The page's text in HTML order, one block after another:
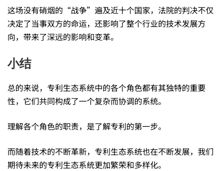
这场没有硝烟的“战争”遍及近十个国家，法院的判决不仅
决定了当事双方的命运，还影响了整个行业的技术发展方
向，带来了深远的影响和变革。
小结
总的来说，专利生态系统中的各个角色都有其独特的重要
性，它们共同构成了一个复杂而协调的系统。
理解各个角色的职责，是了解专利的第一步。
而随着技术的不断革新，专利生态系统也在不断发展，我们
期待未来的专利生态系统更加繁荣和多样化。